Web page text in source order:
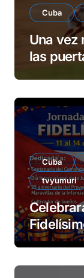
Cuba
Una vez
las
Cuba
tvyumuri